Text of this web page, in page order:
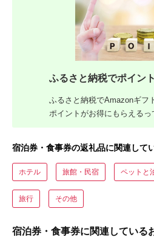
ふるさと納税でポイン
ふるさと納税でAmazonギフ
ポイントがお得にもらえるっ
宿泊券・食事券の返礼品に関連して
ホテル 旅館・民宿 ペットと
旅行 その他
宿泊券・食事券に関連している